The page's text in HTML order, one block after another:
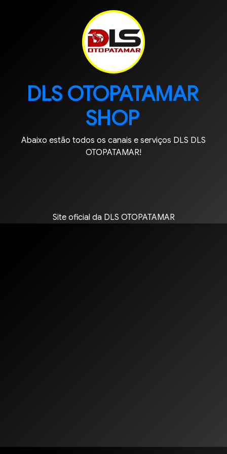
DLS OTOPATAMAR
SHOP
Abaixo estão todos os canais e serviços DLS DLS
OTOPATAMAR!
Site oficial da DLS OTOPATAMAR